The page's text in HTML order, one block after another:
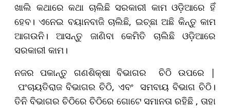
ଖାଲି କଥାରେ କଥା ଚାଲିଛି ସରକାରୀ କାମ ଓଡ଼ିଆରେ ହିଁ
ହେବ। ଏନେଇ ବୟାନବାଜି ଚାଲିଛି, ଇଚ୍ଛା ଅଛି କିନ୍ତୁ କାମ
ଆଗଉନି। ଆସନ୍ତୁ ଜାଣିବା କେମିତି ଚାଲିଛି ଓଡ଼ିଆରେ
ସରକାରୀ କାମ।
ନଜର ପକାନ୍ତୁ ଗଣଶିକ୍ଷା ବିଭାଗର ଚିଠି ଉପରେ |
ପଂଚାୟତିରାଜ ବିଭାଗର ଚିଠି, ଏବଂ ସମବାୟ ବିଭାଗ ଚିଠି।
ତିନି ବିଭାଗର ଚିଠିରେ ଚିଠିରେ ଗୋଟେ ସମାନତା ରହିଛି , ତାହା